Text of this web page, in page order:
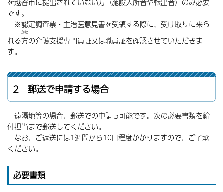
です。
※認定調査票・主治医意見書を受領する際に、受け取りに来ら
れる方
かた
の介護支援専門員証又は職員証を確認させていただきま
す。
2 郵送で申請する場合
遠隔地等の場合、郵送での申請も可能です。次の必要書類を給
付担当まで郵送してください。
なお、ご返送には1週間から10日程度かかりますので、ご了承
ください。
必要書類